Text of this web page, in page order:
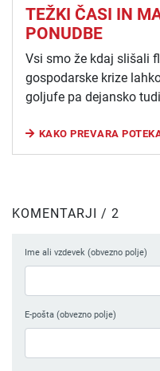
TEŽKI ČASI IN
PONUDBE
Vsi smo že kdaj slišali
gospodarske krize
goljufe pa dejansko
KAKO PREVARA
KOMENTARJI / 2
Ime ali vzdevek (obvezno polje)
E-pošta (obvezno polje)